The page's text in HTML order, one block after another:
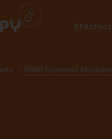
/ SPAR Gourmet